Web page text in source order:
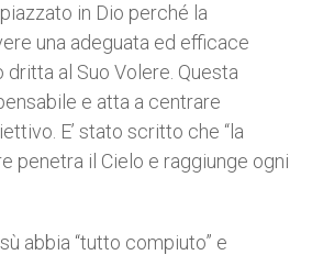
in Dio perché la
una adeguata ed efficace
al Suo Volere. Questa
e atta a centrare
E’ stato scritto che “la
penetra il Cielo e raggiunge ogni
abbia “tutto compiuto” e